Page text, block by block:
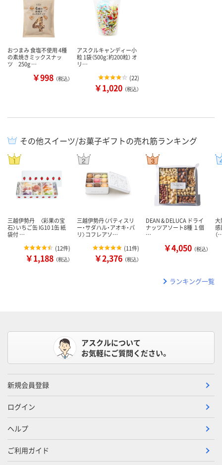
おつまみ 食塩不使用 4種
の素焼きミックスナッ
ツ 250g …
￥998 （税込）
アスクルキャンディー小
粒 1袋（500g：約200粒） オ
リ…
(22)
￥1,020 （税込）
その他スイーツ/お菓子ギフトの売れ筋ランキング
三越伊勢丹 〈彩果の宝
石〉いちご缶 IG10 1缶 紙
袋付 …
(12件)
￥1,188 （税込）
三越伊勢丹〈パティスリ
ー・サダハル・アオキ・パ
リ〉コフレアソ…
(11件)
￥2,376 （税込）
DEAN & DELUCA ドライ
ナッツアソート8種 １個
…
￥4,050 （税込）
大
感
（
ランキング一覧
アスクルについて
お気軽にご質問ください。
新規会員登録
ログイン
ヘルプ
ご利用ガイド